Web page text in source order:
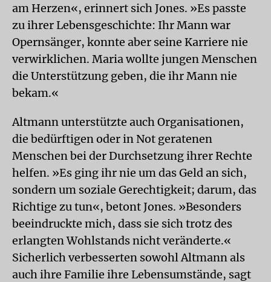
am Herzen«, erinnert sich Jones. »Es passte
zu ihrer Lebensgeschichte: Ihr Mann war
Opernsänger, konnte aber seine Karriere nie
verwirklichen. Maria wollte jungen Menschen
die Unterstützung geben, die ihr Mann nie
bekam.«
Altmann unterstützte auch Organisationen,
die bedürftigen oder in Not geratenen
Menschen bei der Durchsetzung ihrer Rechte
helfen. »Es ging ihr nie um das Geld an sich,
sondern um soziale Gerechtigkeit; darum, das
Richtige zu tun«, betont Jones. »Besonders
beeindruckte mich, dass sie sich trotz des
erlangten Wohlstands nicht veränderte.«
Sicherlich verbesserten sowohl Altmann als
auch ihre Familie ihre Lebensumstände, sagt